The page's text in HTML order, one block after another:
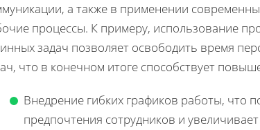
а также в применении
процессы. К примеру, использование
задач позволяет освободить время
что в конечном итоге способствует
Внедрение гибких графиков работы, что
предпочтения сотрудников и